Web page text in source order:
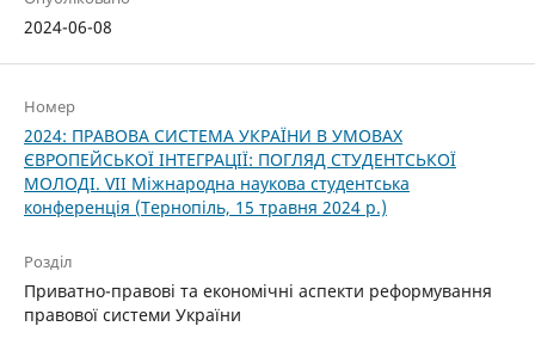
2024-06-08
Номер
2024: ПРАВОВА СИСТЕМА УКРАЇНИ В УМОВАХ
ЄВРОПЕЙСЬКОЇ ІНТЕГРАЦІЇ: ПОГЛЯД СТУДЕНТСЬКОЇ
МОЛОДІ. VІІ Міжнародна наукова студентська
конференція (Тернопіль, 15 травня 2024 р.)
Розділ
Приватно-правові та економічні аспекти реформування
правової системи України